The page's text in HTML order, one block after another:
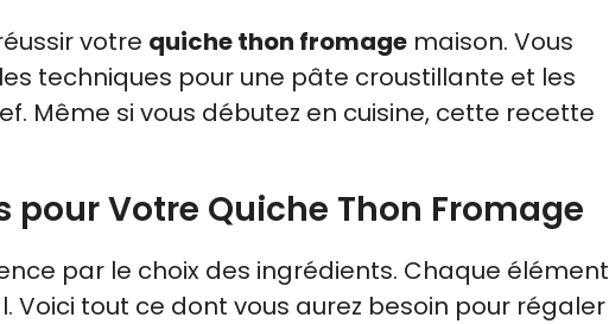
votre quiche thon fromage maison. Vous
techniques pour une pâte croustillante et les
Même si vous débutez en cuisine, cette recette
pour Votre Quiche Thon Fromage
par le choix des ingrédients. Chaque élément
Voici tout ce dont vous aurez besoin pour régaler